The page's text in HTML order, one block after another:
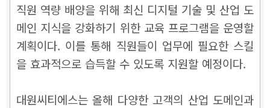
직원 역량 배양을 위해 최신 디지털 기술 및 산업 도
메인 지식을 강화하기 위한 교육 프로그램을 운영할
계획이다. 이를 통해 직원들이 업무에 필요한 스킬
을 효과적으로 습득할 수 있도록 지원할 예정이다.
대원씨티에스는 올해 다양한 고객의 산업 도메인과